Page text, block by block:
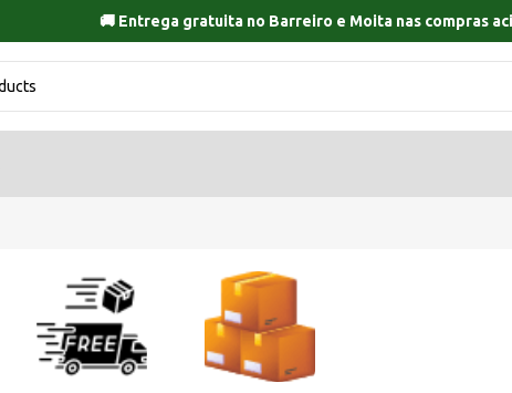
🚚 Entrega gratuita no Barreiro e Moita nas compras